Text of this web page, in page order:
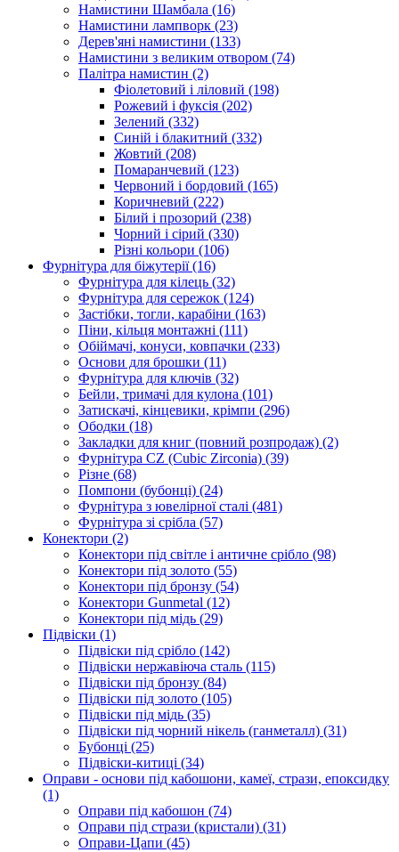
Намистини Шамбала (16)
Намистини лампворк (23)
Дерев'яні намистини (133)
Намистини з великим отвором (74)
Палітра намистин (2)
Фіолетовий і ліловий (198)
Рожевий і фуксія (202)
Зелений (332)
Синій і блакитний (332)
Жовтий (208)
Помаранчевий (123)
Червоний і бордовий (165)
Коричневий (222)
Білий і прозорий (238)
Чорний і сірий (330)
Різні кольори (106)
Фурнітура для біжутерії(16)
Фурнітура для кілець (32)
Фурнітура для сережок (124)
Застібки, тогли, карабіни (163)
Піни, кільця монтажні (111)
Обіймачі, конуси, ковпачки (233)
Основи для брошки (11)
Фурнітура для ключів (32)
Бейли, тримачі для кулона (101)
Затискачі, кінцевики, крімпи (296)
Ободки (18)
Закладки для книг (повний розпродаж) (2)
Фурнітура CZ (Cubic Zirconia) (39)
Різне (68)
Помпони (бубонці) (24)
Фурнітура з ювелірної сталі (481)
Фурнітура зі срібла (57)
Конектори (2)
Конектори під світле і античне срібло (98)
Конектори під золото (55)
Конектори під бронзу (54)
Конектори Gunmetal (12)
Конектори під мідь (29)
Підвіски (1)
Підвіски під срібло (142)
Підвіски нержавіюча сталь (115)
Підвіски під бронзу (84)
Підвіски під золото (105)
Підвіски під мідь (35)
Підвіски під чорний нікель (ганметалл) (31)
Бубонці (25)
Підвіски-китиці (34)
Оправи - основи під кабошони, камеї, стрази, епоксидку
(1)
Оправи під кабошон (74)
Оправи під стрази (кристали) (31)
Оправи-Цапи (45)